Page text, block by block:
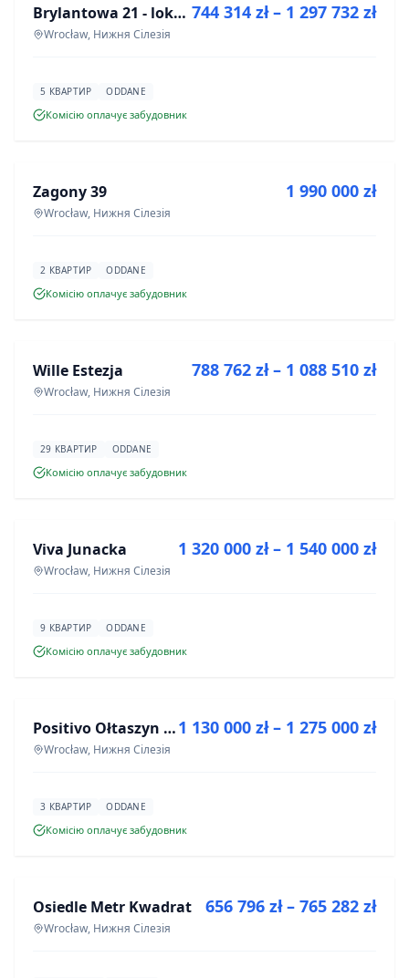
ІНВЕСТИЦІЯ Brylantowa 21 - lokale usługowe
Wrocław, Нижня Сілезія
744 314 zł – 1 297 732 zł
5 КВАРТИР ODDANE
Комісію оплачує забудовник
ІНВЕСТИЦІЯ
Zagony 39
Wrocław, Нижня Сілезія
1 990 000 zł
2 КВАРТИР ODDANE
Комісію оплачує забудовник
ІНВЕСТИЦІЯ
Wille Estezja
Wrocław, Нижня Сілезія
788 762 zł – 1 088 510 zł
29 КВАРТИР ODDANE
Комісію оплачує забудовник
ІНВЕСТИЦІЯ
Viva Junacka
Wrocław, Нижня Сілезія
1 320 000 zł – 1 540 000 zł
9 КВАРТИР ODDANE
Комісію оплачує забудовник
ІНВЕСТИЦІЯ Positivo Ołtaszyn - mieszkania wykończone pod klucz
Wrocław, Нижня Сілезія
1 130 000 zł – 1 275 000 zł
3 КВАРТИР ODDANE
Комісію оплачує забудовник
ІНВЕСТИЦІЯ
Osiedle Metr Kwadrat
Wrocław, Нижня Сілезія
656 796 zł – 765 282 zł